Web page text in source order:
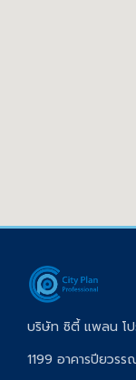
บริษัท ซิตี้ แพลน โ
1199 อาคารปียวร